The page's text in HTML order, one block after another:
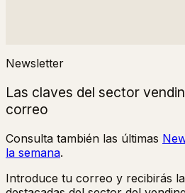
Newsletter
Las claves del sector
correo
Consulta también las últimas
la semana.
Introduce tu correo y recibirás